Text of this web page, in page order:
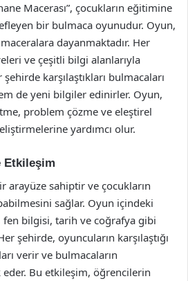
Macerası”, çocukların eğitimine
bir bulmaca oyunudur. Oyun,
dayanmaktadır. Her
ve çeşitli bilgi alanlarıyla
karşılaştıkları bulmacaları
de yeni bilgiler edinirler. Oyun,
problem çözme ve eleştirel
yardımcı olur.
Etkileşim
arayüze sahiptir ve çocukların
sağlar. Oyun içindeki
bilgisi, tarih ve coğrafya gibi
şehirde, oyuncuların karşılaştığı
verir ve bulmacaların
Bu etkileşim, öğrencilerin